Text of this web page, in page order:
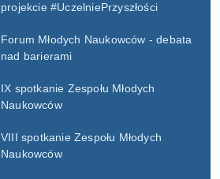
projekcie #UczelniePrzyszłości
Forum Młodych Naukowców - debata
nad barierami
IX spotkanie Zespołu Młodych
Naukowców
VIII spotkanie Zespołu Młodych
Naukowców